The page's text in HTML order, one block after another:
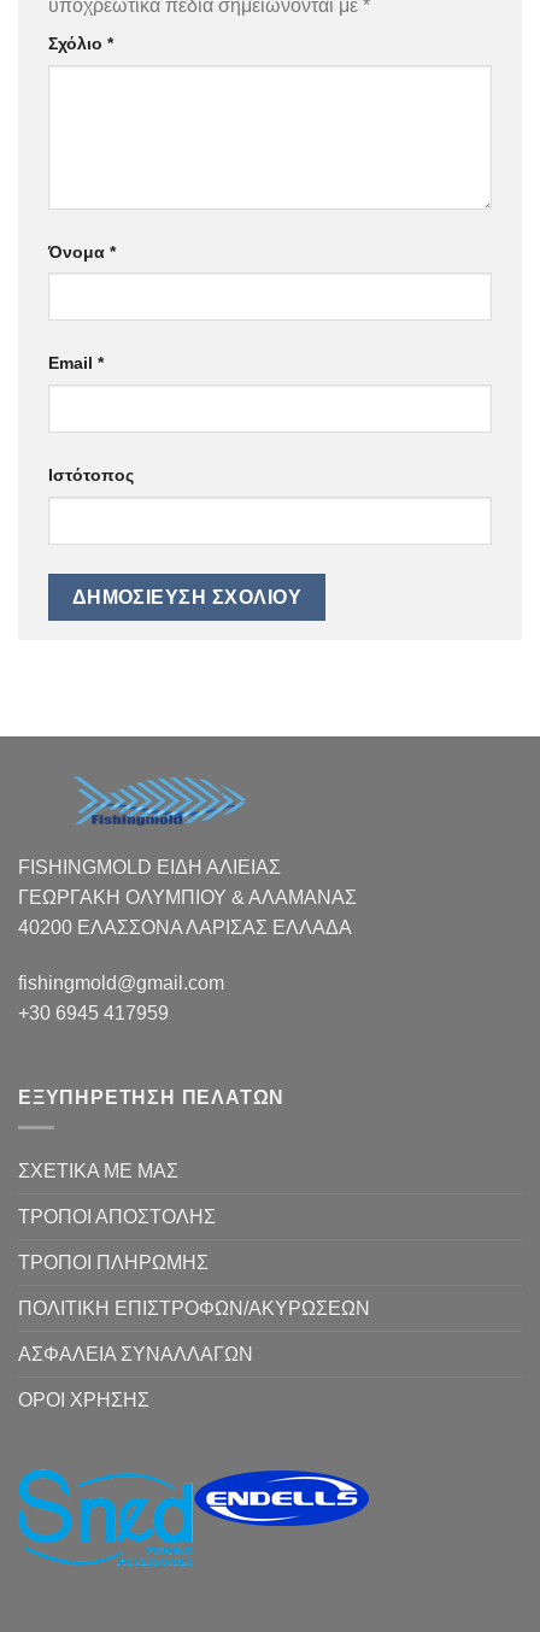
υποχρεωτικά πεδία σημειώνονται με *
Σχόλιο *
Όνομα *
Email *
Ιστότοπος
FISHINGMOLD ΕΙΔΗ ΑΛΙΕΙΑΣ
ΓΕΩΡΓΑΚΗ ΟΛΥΜΠΙΟΥ & ΑΛΑΜΑΝΑΣ
40200 ΕΛΑΣΣΟΝΑ ΛΑΡΙΣΑΣ EΛΛΑΔΑ
fishingmold@gmail.com
+30 6945 417959
ΕΞΥΠΗΡΕΤΗΣΗ ΠΕΛΑΤΩΝ
ΣΧΕΤΙΚΑ ΜΕ ΜΑΣ
ΤΡΟΠΟΙ ΑΠΟΣΤΟΛΗΣ
ΤΡΟΠΟΙ ΠΛΗΡΩΜΗΣ
ΠΟΛΙΤΙΚΗ ΕΠΙΣΤΡΟΦΩΝ/ΑΚΥΡΩΣΕΩΝ
ΑΣΦΑΛΕΙΑ ΣΥΝΑΛΛΑΓΩΝ
ΟΡΟΙ ΧΡΗΣΗΣ